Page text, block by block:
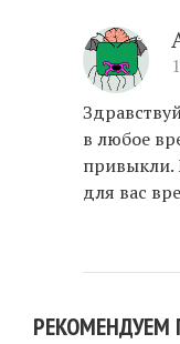
в любое
привыкли.
для вас
РЕКОМЕНДУЕМ